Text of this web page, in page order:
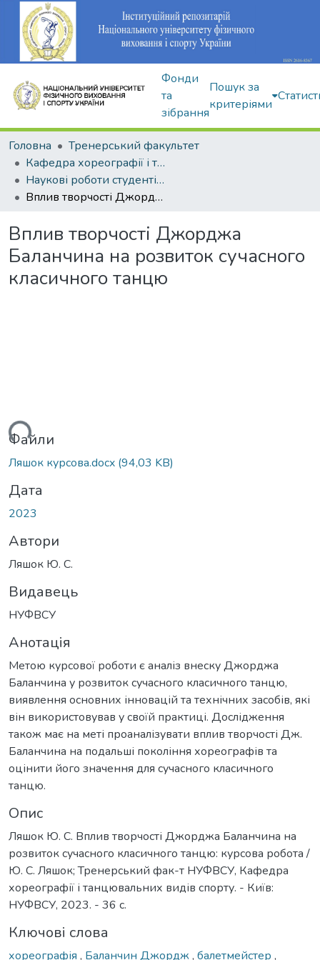
Фонди
та
зібрання
Пошук за
критеріями
Головна
Тренерський факультет
Кафедра хореографії і танцювальних видів спорту
Наукові роботи студентів і аспірантів
Вплив творчості Джорджа Баланчина на розвиток сучасного класичного танцю
Вплив творчості Джорджа
Баланчина на розвиток сучасного
класичного танцю
Файли
Ляшок курсова.docx (94,03 KB)
Дата
2023
Автори
Ляшок Ю. С.
Видавець
НУФВСУ
Анотація
Метою курсової роботи є аналіз внеску Джорджа
Баланчина у розвиток сучасного класичного танцю,
виявлення основних інновацій та технічних засобів, які
він використовував у своїй практиці. Дослідження
також має на меті проаналізувати вплив творчості Дж.
Баланчина на подальші покоління хореографів та
оцінити його значення для сучасного класичного
танцю.
Опис
Ляшок Ю. С. Вплив творчості Джорджа Баланчина на
розвиток сучасного класичного танцю: курсова робота /
Ю. С. Ляшок; Тренерський фак-т НУФВСУ, Кафедра
хореографії і танцювальних видів спорту. - Київ:
НУФВСУ, 2023. - 36 с.
Ключові слова
хореографія , Баланчин Джордж, балетмейстер ,